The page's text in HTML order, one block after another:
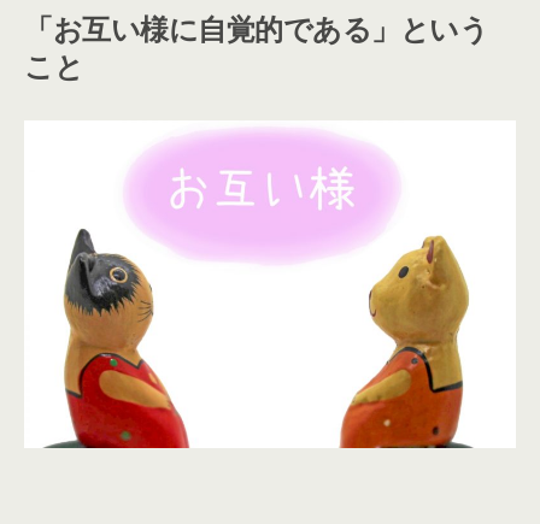
「お互い様に自覚的である」という
こと